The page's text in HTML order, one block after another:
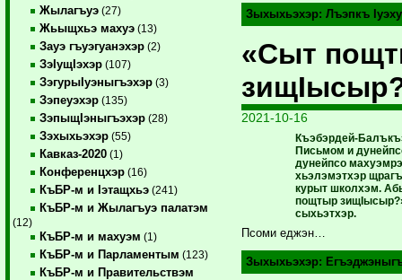
Жылагъуэ (27)
Жьыщхьэ махуэ (13)
Зауэ гъуэгуанэхэр (2)
ЗэIущIэхэр (107)
ЗэгурыIуэныгъэхэр (3)
Зэпеуэхэр (135)
ЗэпыщIэныгъэхэр (28)
Зэхыхьэхэр (55)
Кавказ-2020 (1)
Конференцхэр (16)
КъБР-м и Iэтащхьэ (241)
КъБР-м и Жылагъуэ палатэм
(12)
КъБР-м и махуэм (1)
КъБР-м и Парламентым (123)
КъБР-м и Правительствэм
Зыхыхьэхэр: Лъэпкъ Iуэху
«Сыт
2021-10-16
Къэбэрдей-
Письмом и
дунейпсо
хьэлэмэтхэр
курыт школхэм.
пощтыр
сыхьэтхэр.
Псоми еджэн…
Зыхыхьэхэр: